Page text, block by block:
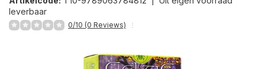
leverbaar
0/10 (0 Reviews)